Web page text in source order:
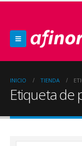
INICIO TIENDA
Etiqueta de